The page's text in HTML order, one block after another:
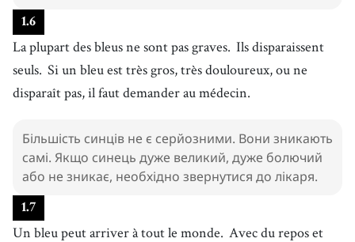
1.6
La plupart des bleus ne sont pas graves. Ils disparaissent
seuls. Si un bleu est très gros, très douloureux, ou ne
disparaît pas, il faut demander au médecin.
Більшість синців не є серйозними. Вони зникають
самі. Якщо синець дуже великий, дуже болючий
або не зникає, необхідно звернутися до лікаря.
1.7
Un bleu peut arriver à tout le monde. Avec du repos et